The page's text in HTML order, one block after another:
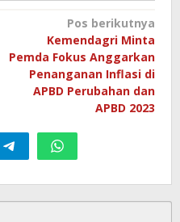
Pos berikutnya
Kemendagri Minta
Pemda Fokus Anggarkan
Penanganan Inflasi di
APBD Perubahan dan
APBD 2023